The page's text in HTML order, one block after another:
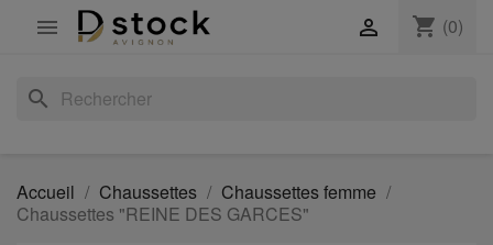
 shopping_cart (0)

search
Accueil Chaussettes
Chaussettes femme
Chaussettes "REINE DES GARCES"